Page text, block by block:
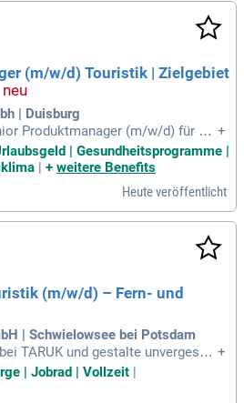
(m/w/d) Touristik | Zielgebiet
| Duisburg
Produktmanager (m/w/d) für die
Produktportfolio und nutze de
im Yieldmanagement und in Mark
vor Ort koordiniert. Dabei sic
Zusammenarbeit, um den wirts
Deine regelmäßigen Markt
bilden die Basis für strategische
unseres Teams und trage entsc
unserer touristischen Angeb
+
| Gesundheitsprogramme |
+ weitere Benefits
Heute veröffentlicht
(m/w/d) – Fern- und
| Schwielowsee bei Potsdam
TARUK und gestalte unvergessli
umfassen die Konzeption u
Reisen sowie die Erstellun
+
| Jobrad | Vollzeit |